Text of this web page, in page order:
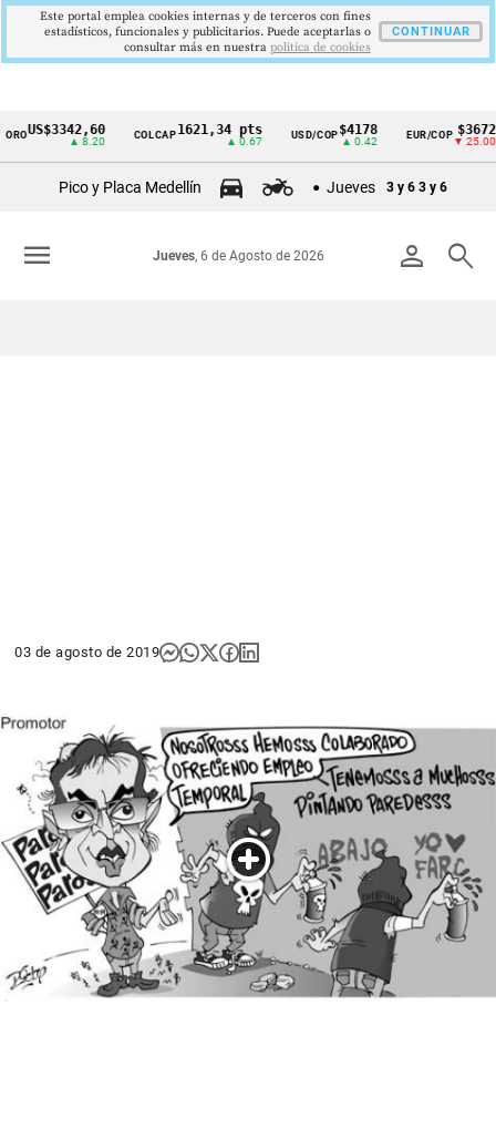
Cintillo
Colombia
US$3342,60
▲ 8.20
COLCAP1621,34 pts
▲ 0.67
USD/COP$4178
▲ 0.42
EUR/COP $3672
▼ 25.00
Pico y Placa Medellín Jueves 3 y 6 3 y 6
person search
Jueves, 6 de Agosto de 2026
menu
03 de agosto de 2019
Este portal emplea cookies internas y de terceros con fines
estadísticos, funcionales y publicitarios. Puede aceptarlas o
consultar más en nuestra politica de cookies
CONTINUAR